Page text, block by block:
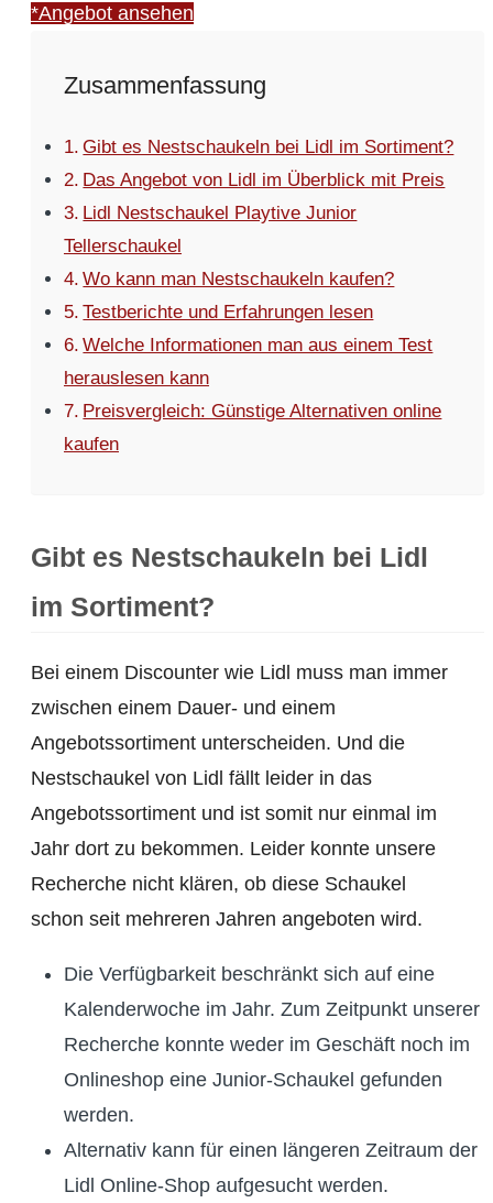
*Angebot ansehen
Zusammenfassung
Gibt es Nestschaukeln bei Lidl im Sortiment?
Das Angebot von Lidl im Überblick mit Preis
Lidl Nestschaukel Playtive Junior
Tellerschaukel
Wo kann man Nestschaukeln kaufen?
Testberichte und Erfahrungen lesen
Welche Informationen man aus einem Test
herauslesen kann
Preisvergleich: Günstige Alternativen online
kaufen
Gibt es Nestschaukeln bei Lidl
im Sortiment?
Bei einem Discounter wie Lidl muss man immer
zwischen einem Dauer- und einem
Angebotssortiment unterscheiden. Und die
Nestschaukel von Lidl fällt leider in das
Angebotssortiment und ist somit nur einmal im
Jahr dort zu bekommen. Leider konnte unsere
Recherche nicht klären, ob diese Schaukel
schon seit mehreren Jahren angeboten wird.
Die Verfügbarkeit beschränkt sich auf eine
Kalenderwoche im Jahr. Zum Zeitpunkt unserer
Recherche konnte weder im Geschäft noch im
Onlineshop eine Junior-Schaukel gefunden
werden.
Alternativ kann für einen längeren Zeitraum der
Lidl Online-Shop aufgesucht werden.